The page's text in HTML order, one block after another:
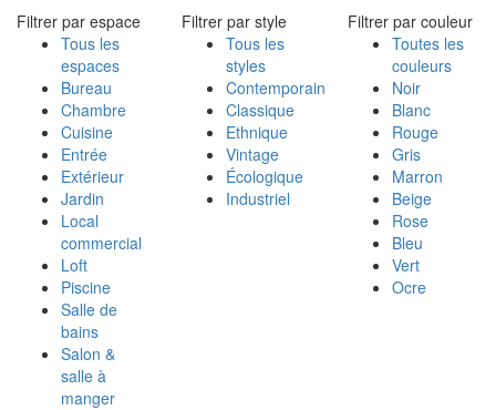
Filtrer par espace
Tous les
espaces
Bureau
Chambre
Cuisine
Entrée
Extérieur
Jardin
Local
commercial
Loft
Piscine
Salle de
bains
Salon &
salle à
manger
Filtrer par style
Tous les
styles
Contemporain
Classique
Ethnique
Vintage
Écologique
Industriel
Filtrer par couleur
Toutes les
couleurs
Noir
Blanc
Rouge
Gris
Marron
Beige
Rose
Bleu
Vert
Ocre